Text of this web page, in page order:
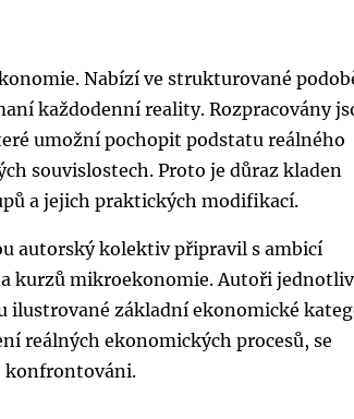
Nabízí ve strukturované
každodenní reality. Rozpracovány
umožní pochopit podstatu reálného
souvislostech. Proto je důraz kladen
a jejich praktických modifikací.
autorský kolektiv připravil s ambicí
kurzů mikroekonomie. Autoři
ilustrované základní ekonomické
reálných ekonomických procesů, se
konfrontováni.